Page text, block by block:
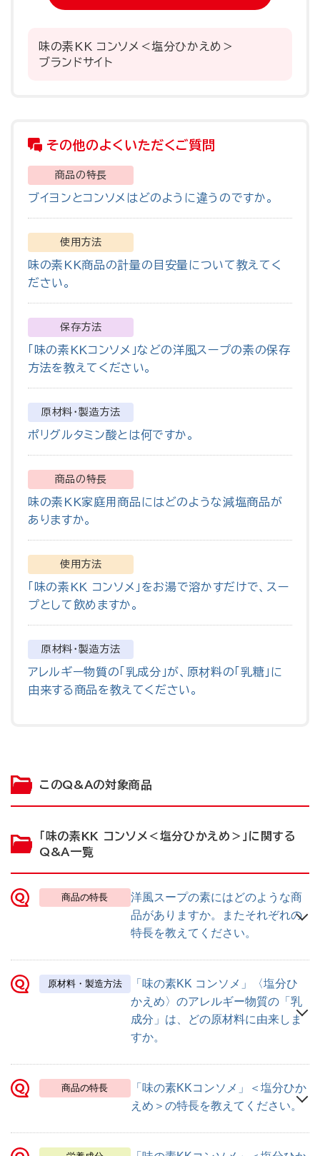
味の素KK コンソメ＜塩分ひかえめ＞
ブランドサイト
その他のよくいただくご質問
商品の特長
ブイヨンとコンソメはどのように違うのですか。
使用方法
味の素KK商品の計量の目安量について教えてく
ださい。
保存方法
「味の素KKコンソメ」などの洋風スープの素洋風スープ
の保存
方法を教えてください。
原材料・製造方法
ポリグルタミン酸とは何ですか。
商品の特長
味の素KK家庭用商品にはどのような減塩商品が
ありますか。
使用方法
「味の素KK コンソメ」をお湯で溶かすだけで、スー
プとして飲めますか。
原材料・製造方法
アレルギー物質の「乳成分」が、原材料の「乳糖」に
由来する商品を教えてください。
このQ&Aの対象商品
「味の素KK コンソメ＜塩分ひかえめ＞」に関する
Q&A一覧
商品の特長 洋風スープの素洋風スープのもと
にはどのような商
品がありますか。またそれぞれの
特長を教えてください。
質問原材料・製造方法
「味の素KK コンソメ」〈塩分ひ
かえめ〉のアレルギー物質の「乳
成分」は、どの原材料に由来しま
すか。
商品の特長
「味の素KKコンソメ」＜塩分ひか
えめ＞の特長を教えてください。